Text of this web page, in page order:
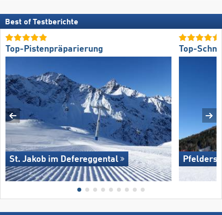
Best of Testberichte
Top-Pistenpräparierung
St. Jakob im Defereggental
Top-
Pfelders